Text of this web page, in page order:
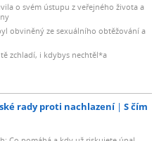
o svém ústupu z veřejného života a
obviněný ze sexuálního obtěžování a
zchladí, i kdybys nechtěl*a
rady proti nachlazení
S čím